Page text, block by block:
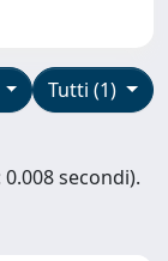
Tutti (1)
secondi).